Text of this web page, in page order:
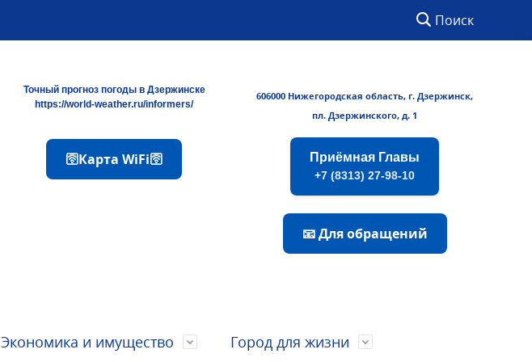
Поиск
Точный прогноз погоды в Дзержинске
https://world-weather.ru/informers/
🛜Карта WiFi🛜
606000 Нижегородская область, г. Дзержинск,
пл. Дзержинского, д. 1
Приёмная Главы
+7 (8313) 27-98-10
📧 Для обращений
Экономика и имущество Город для жизни